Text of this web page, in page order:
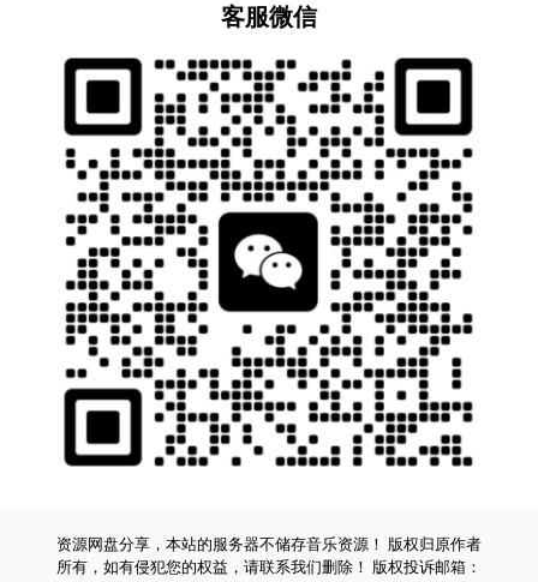
客服微信
资源网盘分享，本站的服务器不储存音乐资源！ 版权归原作者
所有，如有侵犯您的权益，请联系我们删除！ 版权投诉邮箱：